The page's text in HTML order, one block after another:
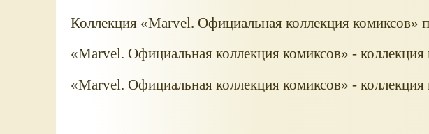
Коллекция «Marvel. Официальная коллекция комиксов»
«Marvel. Официальная коллекция комиксов» -
«Marvel. Официальная коллекция комиксов» - коллекция